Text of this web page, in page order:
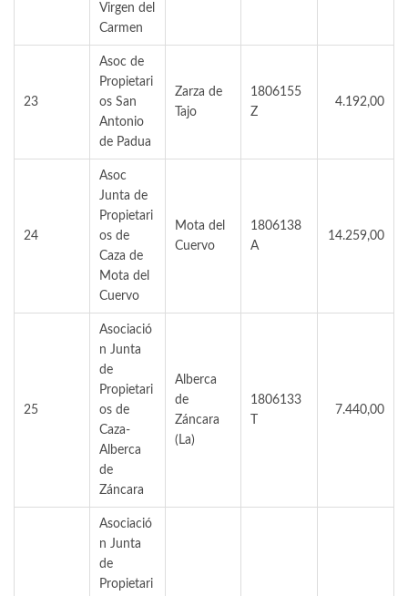
Virgen del
Carmen
23
Asoc de
Propietari
os San
Antonio
de Padua
Zarza de
Tajo
1806155
Z
4.192,00
24
Asoc
Junta de
Propietari
os de
Caza de
Mota del
Cuervo
Mota del
Cuervo
1806138
A
14.259,00
25
Asociació
n Junta
de
Propietari
os de
Caza-
Alberca
de
Záncara
Alberca
de
Záncara
(La)
1806133
7.440,00
Asociació
n Junta
de
Propietari